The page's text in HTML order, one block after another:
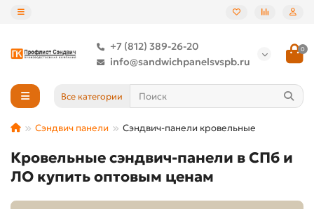
+7 (812) 389-26-20
info@sandwichpanelsvspb.ru
0
Все категории
Сэндвич панели Сэндвич-панели кровельные
Кровельные сэндвич-панели в СПб и
ЛО купить оптовым ценам